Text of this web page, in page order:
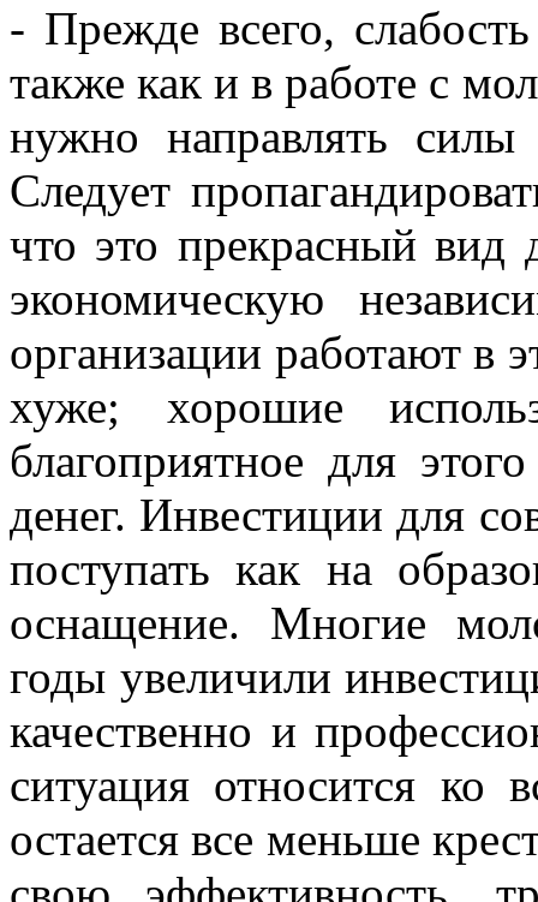
- Прежде всего,
также как и в работе с
нужно направлять силы
Следует
что это прекрасный вид
экономическую
организации работают в
хуже; хорошие
благоприятное для
денег. Инвестиции для
поступать как на
оснащение. Многие
годы увеличили
качественно и
ситуация относится ко
остается все меньше